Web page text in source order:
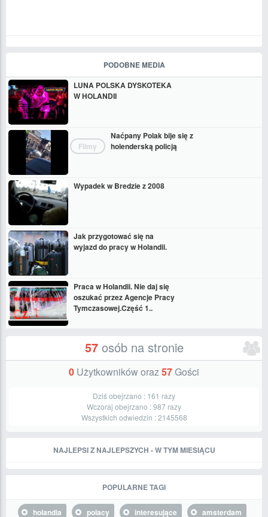
PODOBNE MEDIA
LUNA POLSKA DYSKOTEKA
W HOLANDII
Filmy
Naćpany Polak bije się z
holenderską policją
Wypadek w Bredzie z 2008
Jak przygotować się na
wyjazd do pracy w Holandii.
Praca w Holandii. Nie daj się
oszukać przez Agencje Pracy
Tymczasowej.Część 1..
57osób na stronie
0 Użytkowników oraz57Gości
Dziś obejrzano : 161 razy
Wczoraj obejrzano :987 razy
Wszystkich odwiedzin :2145568
NAJLEPSI Z NAJLEPSZYCH - W TYM MIESIĄCU
POPULARNE TAGI
holandia polacy interesujące
amsterdam